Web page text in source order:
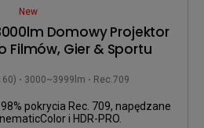
New
Domowy Projektor
Filmów, Gier & Sportu
3000~3999lm Rec.709
pokrycia Rec. 709, napędzane
i HDR-PRO.